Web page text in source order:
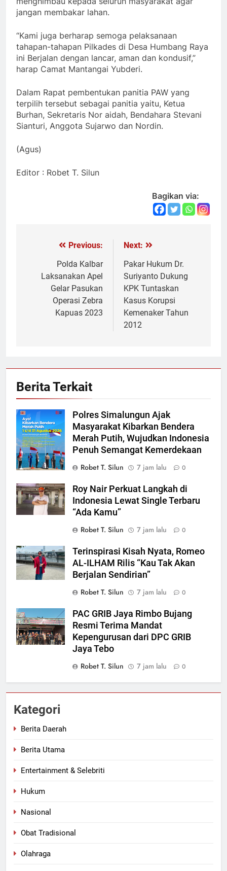
jangan membakar lahan.
“Kami juga berharap semoga pelaksanaan
tahapan-tahapan Pilkades di Desa Humbang Raya
ini Berjalan dengan lancar, aman dan kondusif,”
harap Camat Mantangai Yubderi.
Dalam Rapat pembentukan panitia PAW yang
terpilih tersebut sebagai panitia yaitu, Ketua
Burhan, Sekretaris Nor aidah, Bendahara Stevani
Sianturi, Anggota Sujarwo dan Nordin.
(Agus)
Editor : Robet T. Silun
Bagikan via:
NavigasiPrevious:
Polda Kalbar
Laksanakan Apel
Gelar Pasukan
Operasi Zebra
Kapuas 2023
Next:
Pakar Hukum Dr.
Suriyanto Dukung
KPK Tuntaskan
Kasus Korupsi
Kemenaker Tahun
2012
Berita Terkait
Polres Simalungun Ajak
Masyarakat Kibarkan Bendera
Merah Putih, Wujudkan Indonesia
Penuh Semangat Kemerdekaan
Robet T. Silun
7 jam lalu 0
Roy Nair Perkuat Langkah di
Indonesia Lewat Single Terbaru
“Ada Kamu”
Robet T. Silun
7 jam lalu 0
Terinspirasi Kisah Nyata, Romeo
AL-ILHAM Rilis “Kau Tak Akan
Berjalan Sendirian”
Robet T. Silun
7 jam lalu 0
PAC GRIB Jaya Rimbo Bujang
Resmi Terima Mandat
Kepengurusan dari DPC GRIB
Jaya Tebo
Robet T. Silun
7 jam lalu 0
Kategori
Berita Daerah
Berita Utama
Entertainment & Selebriti
Hukum
Nasional
Obat Tradisional
Olahraga